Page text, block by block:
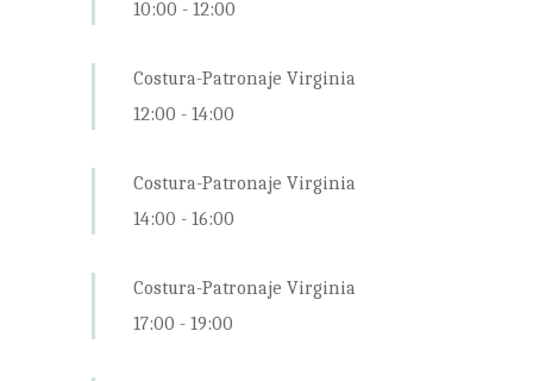
10:00 - 12:00
Costura-Patronaje Virginia
12:00 - 14:00
Costura-Patronaje Virginia
14:00 - 16:00
Costura-Patronaje Virginia
17:00 - 19:00